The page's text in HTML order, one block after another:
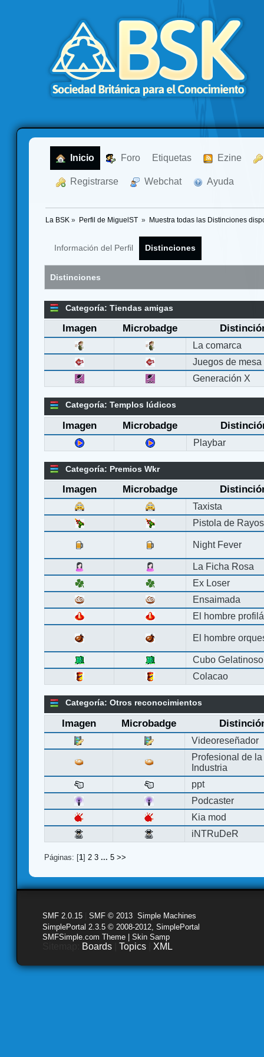
Inicio Foro Etiquetas Ezine
Registrarse Webchat Ayuda
La BSK » Perfil de MiguelST » Muestra todas las Distinciones
Información del Perfil Distinciones
Distinciones
Categoría: Tiendas amigas
Imagen Microbadge
La comarca
Juegos de mesa
Generación X
Categoría: Templos lúdicos
Imagen Microbadge
Playbar
Categoría: Premios Wkr
Imagen Microbadge
Taxista
Pistola de Rayos
Night Fever
La Ficha Rosa
Ex Loser
Ensaimada
El hombre
El hombre
Cubo Gelatinoso
Colacao
Categoría: Otros reconocimientos
Imagen Microbadge
Videoreseñador
Profesional de la
Industria
ppt
Podcaster
Kia mod
iNTRuDeR
Páginas: [1] 2 3 ... 5 >>
SMF 2.0.15 SMF © 2013 Simple Machines
SimplePortal 2.3.5 © 2008-2012, SimplePortal
SMFSimple.com Theme | Skin Samp
Boards Topics XML